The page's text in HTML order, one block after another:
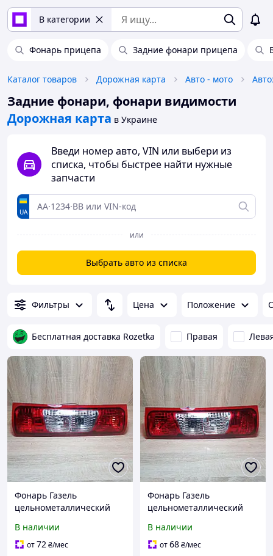
В категории
Фонарь прицепа Задние фонари прицепа
Каталог товаров Дорожная карта Авто - мото
Задние фонари, фонари видимости
Дорожная карта в Украине
Введи номер авто, VIN или выбери из
списка, чтобы быстрее найти нужные
запчасти
UA
или
Выбрать авто из списка
Фильтры Цена Положение
Бесплатная доставка Rozetka Правая
Фонарь Газель
цельнометаллический
В наличии
от72₴/мес
Фонарь Газель
цельнометаллический
В наличии
от68₴/мес